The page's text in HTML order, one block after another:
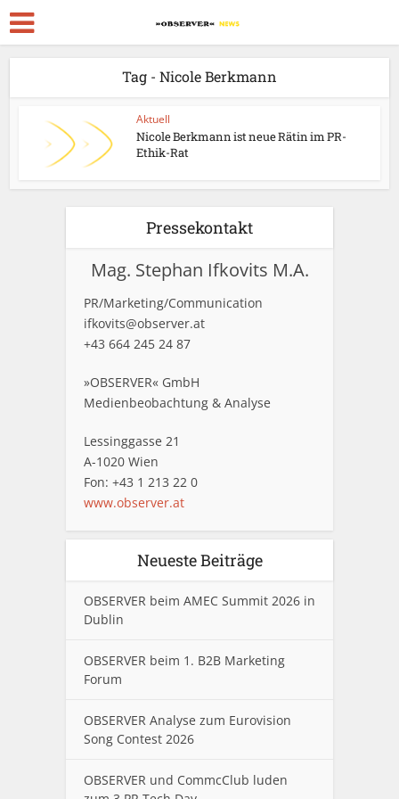
Tag - Nicole Berkmann
Aktuell
Nicole Berkmann ist neue Rätin im PR-
Ethik-Rat
Pressekontakt
Mag. Stephan Ifkovits M.A.
PR/Marketing/Communication
ifkovits@observer.at
+43 664 245 24 87
»OBSERVER« GmbH
Medienbeobachtung & Analyse
Lessinggasse 21
A-1020 Wien
Fon: +43 1 213 22 0
www.observer.at
Neueste Beiträge
OBSERVER beim AMEC Summit 2026 in
Dublin
OBSERVER beim 1. B2B Marketing
Forum
OBSERVER Analyse zum Eurovision
Song Contest 2026
OBSERVER und CommcClub luden